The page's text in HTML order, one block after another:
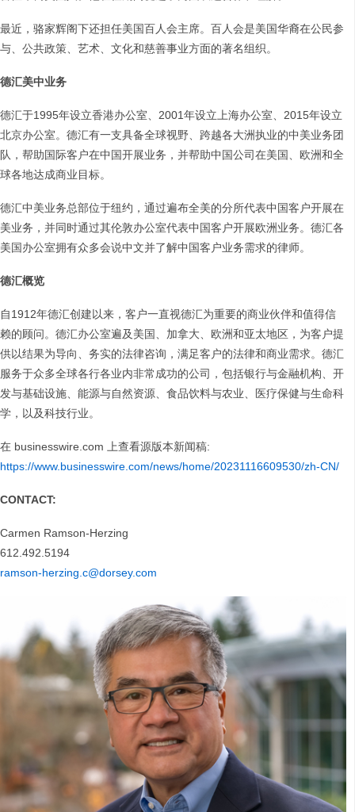
最近，骆家辉阁下还担任美国百人会主席。百人会是美国华裔在公民参
与、公共政策、艺术、文化和慈善事业方面的著名组织。
德汇美中业务
德汇于1995年设立香港办公室、2001年设立上海办公室、2015年设立
北京办公室。德汇有一支具备全球视野、跨越各大洲执业的中美业务团
队，帮助国际客户在中国开展业务，并帮助中国公司在美国、欧洲和全
球各地达成商业目标。
德汇中美业务总部位于纽约，通过遍布全美的分所代表中国客户开展在
美业务，并同时通过其伦敦办公室代表中国客户开展欧洲业务。德汇各
美国办公室拥有众多会说中文并了解中国客户业务需求的律师。
德汇概览
自1912年德汇创建以来，客户一直视德汇为重要的商业伙伴和值得信
赖的顾问。德汇办公室遍及美国、加拿大、欧洲和亚太地区，为客户提
供以结果为导向、务实的法律咨询，满足客户的法律和商业需求。德汇
服务于众多全球各行各业内非常成功的公司，包括银行与金融机构、开
发与基础设施、能源与自然资源、食品饮料与农业、医疗保健与生命科
学，以及科技行业。
在 businesswire.com 上查看源版本新闻稿:
https://www.businesswire.com/news/home/20231116609530/zh-CN/
CONTACT:
Carmen Ramson-Herzing
612.492.5194
ramson-herzing.c@dorsey.com